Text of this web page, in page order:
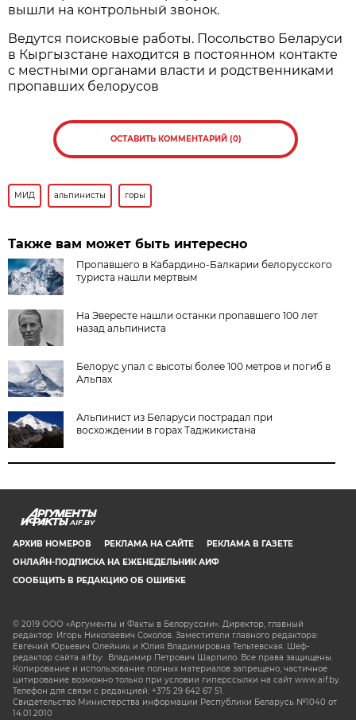
вышли на контрольный звонок.
Ведутся поисковые работы. Посольство Беларуси
в Кыргызстане находится в постоянном контакте
с местными органами власти и родственниками
пропавших белорусов
ОСТАВИТЬ КОММЕНТАРИЙ (0)
МИД альпинисты горы
Также вам может быть интересно
Пропавшего в Кабардино-Балкарии белорусского
туриста нашли мертвым
На Эвересте нашли останки пропавшего 100 лет
назад альпиниста
Белорус упал с высоты более 100 метров и погиб в
Альпах
Альпинист из Беларуси пострадал при
восхождении в горах Таджикистана
AIF.BY
АРХИВ НОМЕРОВ РЕКЛАМА НА САЙТЕ
РЕКЛАМА В ГАЗЕТЕ
ОНЛАЙН-ПОДПИСКА НА ЕЖЕНЕДЕЛЬНИК АИФ
СООБЩИТЬ В РЕДАКЦИЮ ОБ ОШИБКЕ
© 2019 ООО «Аргументы и Факты в Белоруссии». Директор, главный
редактор: Игорь Николаевич Соколов. Заместители главного редактора:
Евгений Юрьевич Олейник и Юлия Владимировна Тельтевская. Шеф-
редактор сайта aif.by: Владимир Петрович Шарпило. Все права защищены.
Копирование и использование полных материалов запрещено, частичное
цитирование возможно только при условии гиперссылки на сайт www.aif.by.
Телефон для связи с редакцией: +375 29 642 67 51.
Свидетельство Министерства информации Республики Беларусь №1040 от
14.01.2010